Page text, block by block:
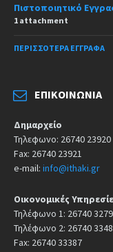
Πιστοποιητικό
1 attachment
ΠΕΡΙΣΣΌΤΕΡΑ ΈΓΓΡΑΦΑ
ΕΠΙΚΟΙΝΩΝΊΑ
Δημαρχείο
Τηλεφωνο: 26740 23920
Fax: 26740 23921
e-mail: info@ithaki.gr
Οικονομικές
Τηλέφωνο 1: 26740
Τηλέφωνο 2: 26740
Fax: 26740 33387